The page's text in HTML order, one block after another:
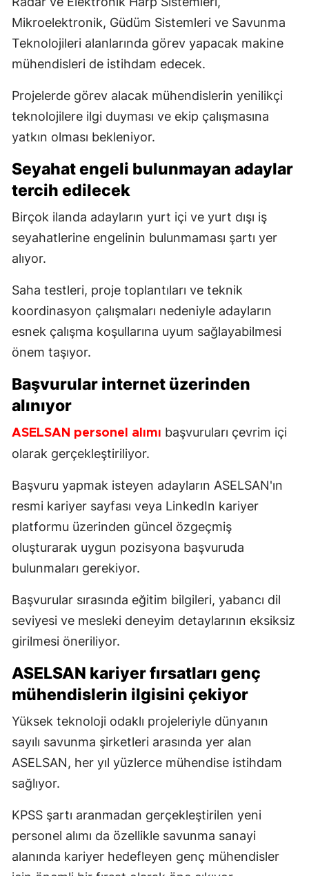
Mikroelektronik, Güdüm Sistemleri ve Savunma
Teknolojileri alanlarında görev yapacak makine
mühendisleri de istihdam edecek.
Projelerde görev alacak mühendislerin yenilikçi
teknolojilere ilgi duyması ve ekip çalışmasına
yatkın olması bekleniyor.
Seyahat engeli bulunmayan adaylar
tercih edilecek
Birçok ilanda adayların yurt içi ve yurt dışı iş
seyahatlerine engelinin bulunmaması şartı yer
alıyor.
Saha testleri, proje toplantıları ve teknik
koordinasyon çalışmaları nedeniyle adayların
esnek çalışma koşullarına uyum sağlayabilmesi
önem taşıyor.
Başvurular internet üzerinden
alınıyor
ASELSAN personel alımı başvuruları çevrim içi
olarak gerçekleştiriliyor.
Başvuru yapmak isteyen adayların ASELSAN'ın
resmi kariyer sayfası veya LinkedIn kariyer
platformu üzerinden güncel özgeçmiş
oluşturarak uygun pozisyona başvuruda
bulunmaları gerekiyor.
Başvurular sırasında eğitim bilgileri, yabancı dil
seviyesi ve mesleki deneyim detaylarının eksiksiz
girilmesi öneriliyor.
ASELSAN kariyerfırsatları genç
mühendislerin ilgisini çekiyor
Yüksek teknoloji odaklı projeleriyle dünyanın
sayılı savunma şirketleri arasında yer alan
ASELSAN, her yıl yüzlerce mühendise istihdam
sağlıyor.
KPSS şartı aranmadan gerçekleştirilen yeni
personel alımı da özellikle savunma sanayi
alanında kariyer hedefleyen genç mühendisler